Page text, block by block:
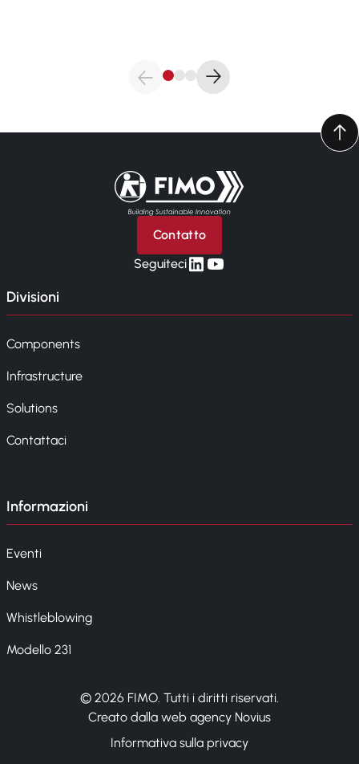
Torna alla pagina iniziale
Contatto
Seguitecilinkedin
yt
Divisioni
Components
Infrastructure
Solutions
Contattaci
Informazioni
Eventi
News
Whistleblowing
Modello 231
© 2026 FIMO. Tutti i diritti riservati.
Creato dalla web agency Novius
Informativa sulla privacy